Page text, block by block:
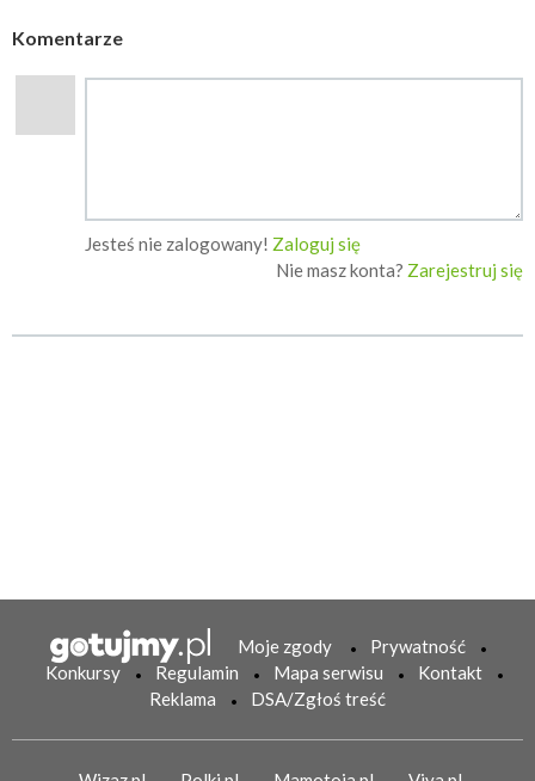
Komentarze
Jesteś nie zalogowany! Zaloguj się
Nie masz konta? Zarejestruj się
Moje zgody
Prywatność
Konkursy
Regulamin Mapa serwisu
Kontakt
Reklama
DSA/Zgłoś treść